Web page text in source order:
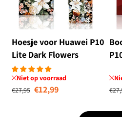
Hoesje voor Huawei P10
Lite Dark Flowers
Niet op voorraad
Normale prijs
€27,95 Aanbiedingsprijs
€12,99